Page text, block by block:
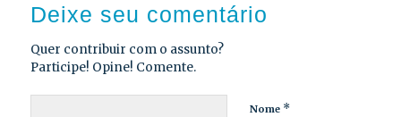
Deixe seu comentário
Quer contribuir com o assunto?
Participe! Opine! Comente.
Nome *